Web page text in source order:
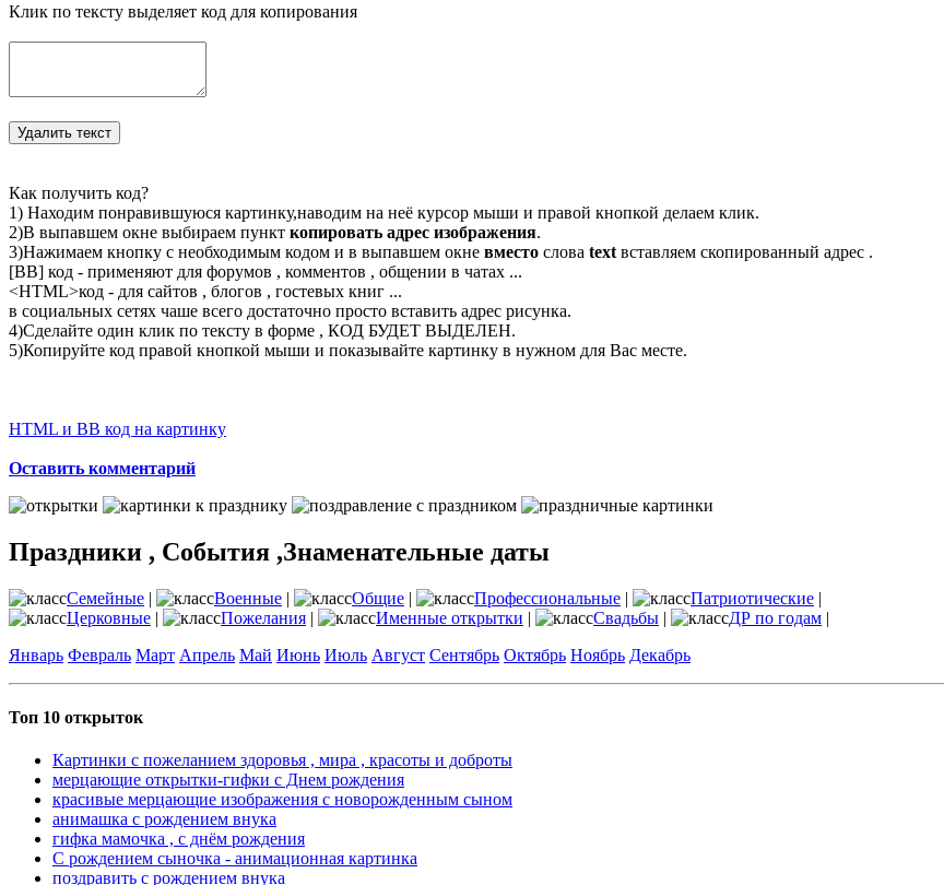
Клик по тексту выделяет код для копирования
Как получить код?
1) Находим понравившуюся картинку,наводим на неё курсор мыши и правой кнопкой делаем клик.
2)В выпавшем окне выбираем пункт копировать адрес изображения.
3)Нажимаем кнопку с необходимым кодом и в выпавшем окне вместо слова text вставляем скопированный адрес .
[BB] код - применяют для форумов , комментов , общении в чатах ...
<HTML>код - для сайтов , блогов , гостевых книг ...
в социальных сетях чаше всего достаточно просто вставить адрес рисунка.
4)Сделайте один клик по тексту в форме , КОД БУДЕТ ВЫДЕЛЕН.
5)Копируйте код правой кнопкой мыши и показывайте картинку в нужном для Вас месте.
HTML и BB код на картинку
Оставить комментарий
Праздники , События ,Знаменательные даты
Семейные | Военные | Общие | Профессиональные | Патриотические |
Церковные | Пожелания | Именные открытки | Свадьбы | ДР по годам |
Январь Февраль Март Апрель Май Июнь Июль Август Сентябрь Октябрь Ноябрь Декабрь
Топ 10 открыток
Картинки с пожеланием здоровья , мира , красоты и доброты
мерцающие открытки-гифки с Днем рождения
красивые мерцающие изображения с новорожденным сыном
анимашка с рождением внука
гифка мамочка , с днём рождения
С рождением сыночка - анимационная картинка
поздравить с рождением внука